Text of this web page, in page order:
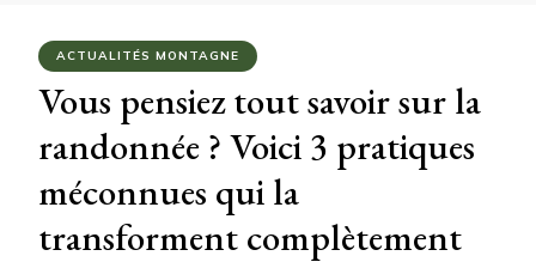
ACTUALITÉS MONTAGNE
Vous pensiez tout savoir sur la
randonnée ? Voici 3 pratiques
méconnues qui la
transforment complètement